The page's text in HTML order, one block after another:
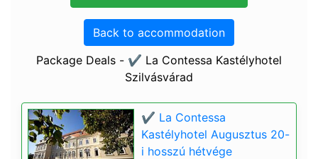
Back to accommodation
Package Deals - ✔️ La Contessa Kastélyhotel
Szilvásvárad
✔️ La Contessa
Kastélyhotel Augusztus 20-
i hosszú hétvége